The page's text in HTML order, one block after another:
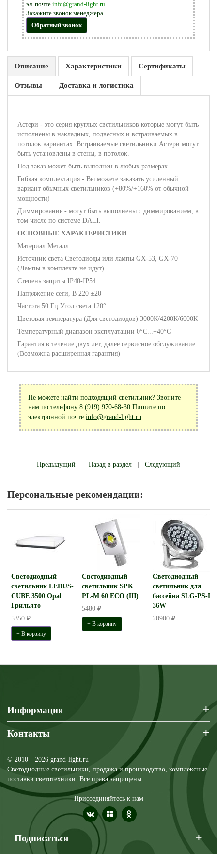
эл. почте info@grand-light.ru.
Закажите звонок менеджера
Обратный звонок
Описание Характеристики Сертификаты
Отзывы Доставка и логистика
Астери - это серия круглых светильников которые могут быть
исполнены в накладных, подвесных и встраиваемых в
потолок вариантах. Встраиваемые светильники Астери могут
быть установлены в стены, в потолок.
Под заказ может быть выполнен в любых размерах.
Гибкая комплектация - Вы можете заказать усиленный
вариант обычных светильников (+80%/+160% от обычной
мощности)
Диммирование - могут быть выполнены с диммированием, в
том числе по системе DALI.
ОСНОВНЫЕ ХАРАКТЕРИСТИКИ
Материал Металл
Источник света Светодиоды или лампы GX-53, GX-70
(Лампы в комплекте не идут)
Степень защиты IP40-IP54
Напряжение сети, В 220 ±20
Частота 50 Гц Угол света 120°
Цветовая температура (Для светодиодов) 3000К/4200К/6000К
Температурный диапазон эксплуатации 0°С...+40°С
Гарантия в течение двух лет, далее сервисное обслуживание
(Возможна расширенная гарантия)
Не можете найти подходящий светильник? Звоните
нам по телефону 8 (919) 970-68-30 Пишите по
электронной почте info@grand-light.ru
Предыдущий Назад в раздел Следующий
Персональные рекомендации:
Светодиодный
светильник LEDUS-
CUBE 3500 Opal
Грильято
5350 ₽
+ В корзину
Светодиодный
светильник SPK
PL-M 60 ECO (Ш)
5480 ₽
+ В корзину
Светодиодный
светильник для
бассейна SLG-PS-R-
36W
20900 ₽
Информация +
Контакты +
© 2010—2026 grand-light.ru
Светодиодные светильники, продажа и производство, комплексные
поставки светотехники. Все права защищены.
Присоединяйтесь к нам
Подписаться +